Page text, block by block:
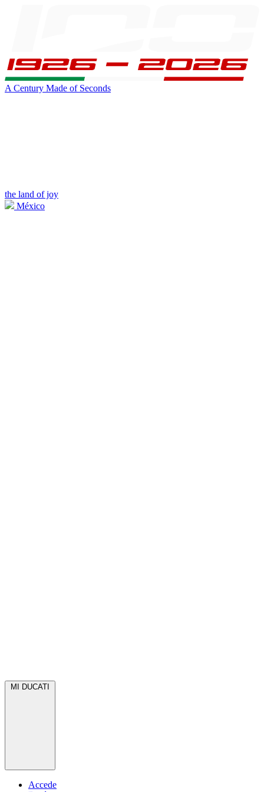
A Century Made of Seconds
the land of joy
México
MI DUCATI
Accede